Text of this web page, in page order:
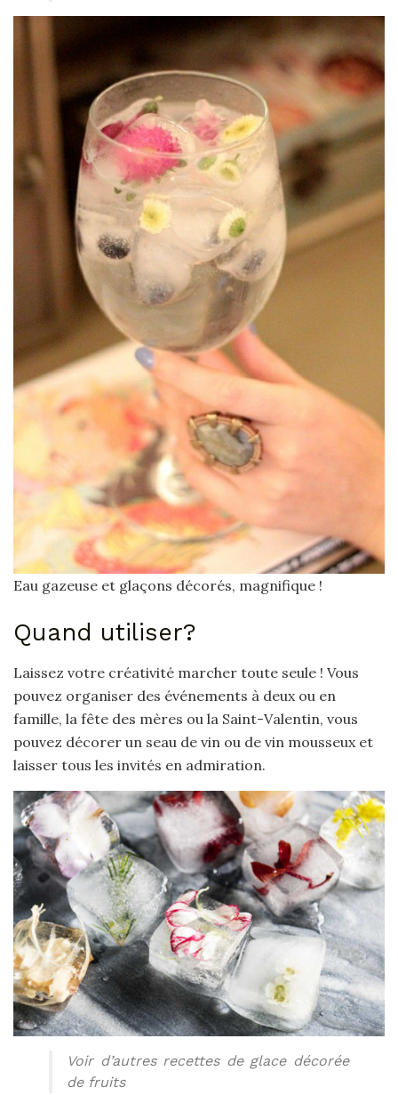
Eau gazeuse et glaçons décorés, magnifique !
Quand utiliser?
Laissez votre créativité marcher toute seule ! Vous
pouvez organiser des événements à deux ou en
famille, la fête des mères ou la Saint-Valentin, vous
pouvez décorer un seau de vin ou de vin mousseux et
laisser tous les invités en admiration.
Voir d’autres recettes de glace décorée
de fruits